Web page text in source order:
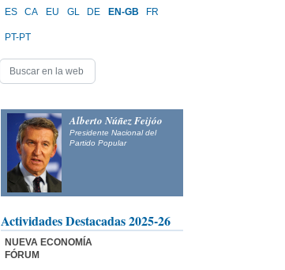
ES CA EU GL DE EN-GB FR
PT-PT
Alberto Núñez Feijóo
Presidente Nacional del
Partido Popular
Actividades Destacadas 2025-26
NUEVA ECONOMÍA
FÓRUM